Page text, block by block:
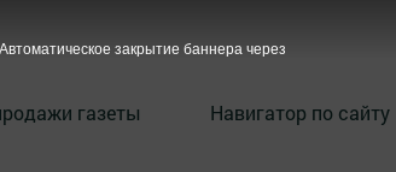
газеты Навигатор по сайту
Автоматическое закрытие баннера через